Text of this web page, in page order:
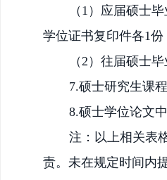
（ 1）应届硕士
学位证书复印件各1份
（2）往届硕士
7.硕士研究生课
8.硕士学位论文
注：以上相关表
责。未在规定时间内